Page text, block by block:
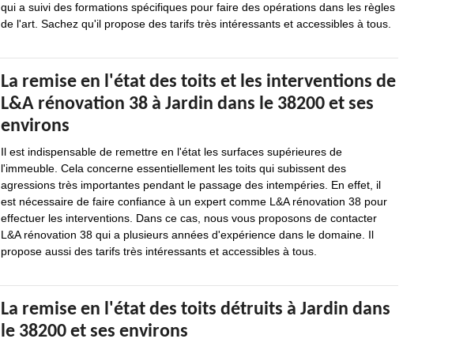
qui a suivi des formations spécifiques pour faire des opérations dans les règles
de l'art. Sachez qu'il propose des tarifs très intéressants et accessibles à tous.
La remise en l'état des toits et les interventions de
L&A rénovation 38 à Jardin dans le 38200 et ses
environs
Il est indispensable de remettre en l'état les surfaces supérieures de
l'immeuble. Cela concerne essentiellement les toits qui subissent des
agressions très importantes pendant le passage des intempéries. En effet, il
est nécessaire de faire confiance à un expert comme L&A rénovation 38 pour
effectuer les interventions. Dans ce cas, nous vous proposons de contacter
L&A rénovation 38 qui a plusieurs années d'expérience dans le domaine. Il
propose aussi des tarifs très intéressants et accessibles à tous.
La remise en l'état des toits détruits à Jardin dans
le 38200 et ses environs